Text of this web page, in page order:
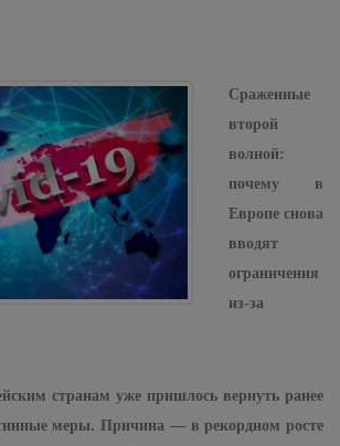
Сраженные
второй
волной:
почему в
Европе снова
вводят
ограничения
из-за
странам уже пришлось вернуть ранее
меры. Причина — в рекордном росте